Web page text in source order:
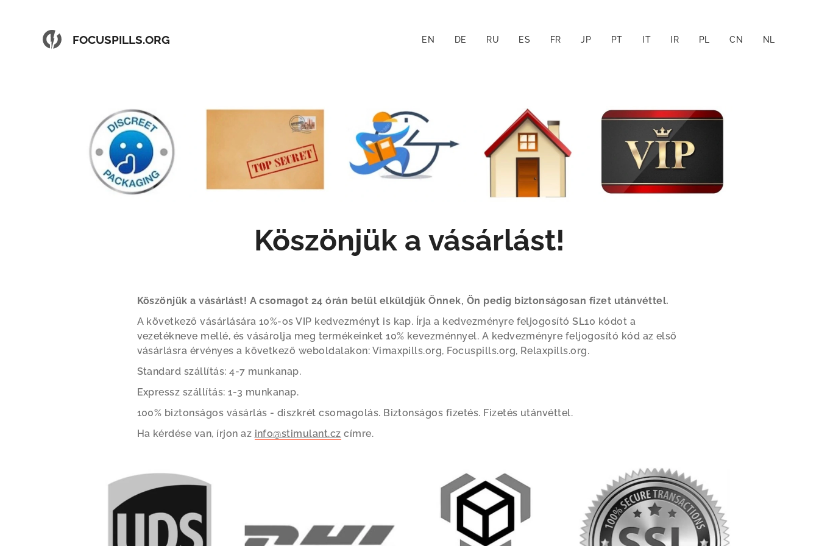
FOCUSPILLS.ORG EN DE RU ES FR JP PT IT IR PL CN NL
Köszönjük a vásárlást!
Köszönjük a vásárlást! A csomagot 24 órán belül elküldjük Önnek, Ön pedig biztonságosan fizet utánvéttel.
A következő vásárlására 10%-os VIP kedvezményt is kap. Írja a kedvezményre feljogosító SL10 kódot a
vezetékneve mellé, és vásárolja meg termékeinket 10% kevezménnyel. A kedvezményre feljogosító kód az első
vásárlásra érvényes a következő weboldalakon: Vimaxpills.org, Focuspills.org, Relaxpills.org.
Standard szállítás: 4-7 munkanap.
Expressz szállítás: 1-3 munkanap.
100% biztonságos vásárlás - diszkrét csomagolás. Biztonságos fizetés. Fizetés utánvéttel.
Ha kérdése van, írjon az info@stimulant.cz címre.